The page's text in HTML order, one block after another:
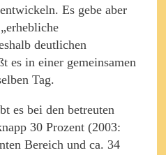
Es gebe aber
deutlichen
es in einer gemeinsamen
Tag.
es bei den betreuten
30 Prozent (2003:
Bereich und ca. 34